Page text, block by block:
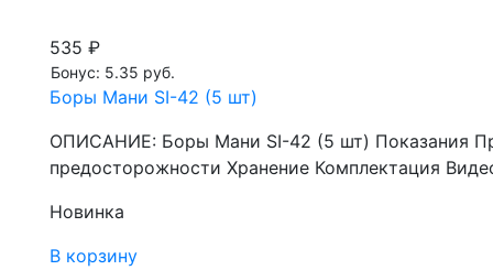
535 ₽
Бонус: 5.35 руб.
Боры Мани SI-42 (5 шт)
ОПИСАНИЕ: Боры Мани SI-42 (5 шт) Показания
предосторожности Хранение Комплектация
Новинка
В корзину